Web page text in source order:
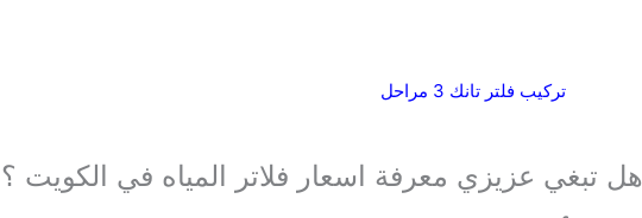
تركيب فلتر تانك 3 مراحل
هل تبغي عزيزي معرفة اسعار فلاتر المياه في الكويت ؟